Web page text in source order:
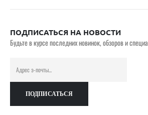
ПОДПИСАТЬСЯ НА НОВОСТИ
Будьте в курсе последних новинок, обзоров и